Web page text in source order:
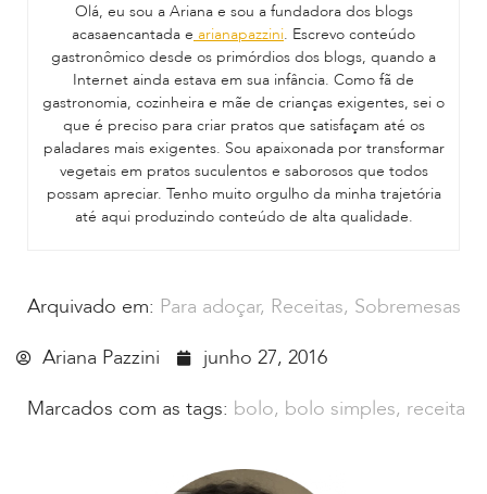
Olá, eu sou a Ariana e sou a fundadora dos blogs
acasaencantada e arianapazzini. Escrevo conteúdo
gastronômico desde os primórdios dos blogs, quando a
Internet ainda estava em sua infância. Como fã de
gastronomia, cozinheira e mãe de crianças exigentes, sei o
que é preciso para criar pratos que satisfaçam até os
paladares mais exigentes. Sou apaixonada por transformar
vegetais em pratos suculentos e saborosos que todos
possam apreciar. Tenho muito orgulho da minha trajetória
até aqui produzindo conteúdo de alta qualidade.
Arquivado em: Para adoçar, Receitas, Sobremesas
Ariana Pazzini
junho 27, 2016
Marcados com as tags: bolo, bolo simples, receita